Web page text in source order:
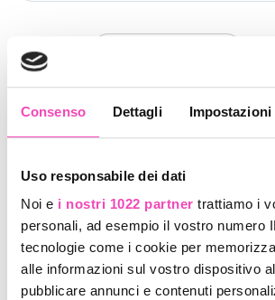
Consenso Dettagli
Uso responsabile dei dati
Noi e i nostri 1022 partner trattiamo i
personali, ad esempio il vostro numero
tecnologie come i cookie per
alle informazioni sul vostro dispositivo
pubblicare annunci e contenuti
QUANTITÀ
Aggiungi al
Aggiungi ai preferiti
DESCRIZIONE